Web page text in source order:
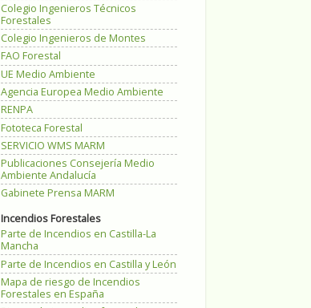
Colegio Ingenieros Técnicos
Forestales
Colegio Ingenieros de Montes
FAO Forestal
UE Medio Ambiente
Agencia Europea Medio Ambiente
RENPA
Fototeca Forestal
SERVICIO WMS MARM
Publicaciones Consejería Medio
Ambiente Andalucía
Gabinete Prensa MARM
Incendios Forestales
Parte de Incendios en Castilla-La
Mancha
Parte de Incendios en Castilla y León
Mapa de riesgo de Incendios
Forestales en España